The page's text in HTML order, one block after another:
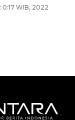
WIB, 2022